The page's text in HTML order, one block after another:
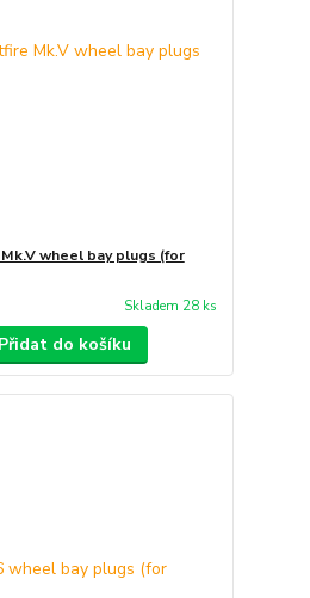
wheel bay plugs (for
Skladem 28 ks
Přidat do košíku